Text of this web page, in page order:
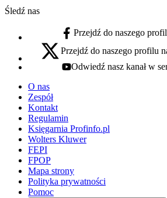
Śledź nas
facebook - otwiera się w nowej karcie
Przejdź do naszego
x - otwiera się w nowej karcie
Przejdź do naszego profilu
youtube - otwiera się w nowej karcie
Odwiedź nasz kanał w
O nas
Zespół
Kontakt
Regulamin
Księgarnia Profinfo.pl
Wolters Kluwer
FEPI
FPOP
Mapa strony
Polityka prywatności
Pomoc